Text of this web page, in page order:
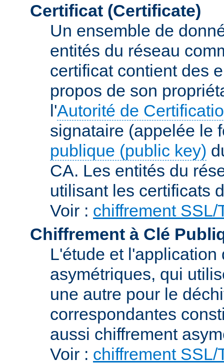
Certificat (Certificate)
Un ensemble de
entités du réseau
certificat contient des
propos de son
l'Autorité de
signataire (appelée le
publique (public key)
CA. Les entités du
utilisant les certificats
Voir : chiffrement SSL/
Chiffrement à Clé
L'étude et
asymétriques, qui
une autre pour le
correspondantes
aussi chiffrement
Voir : chiffrement SSL/